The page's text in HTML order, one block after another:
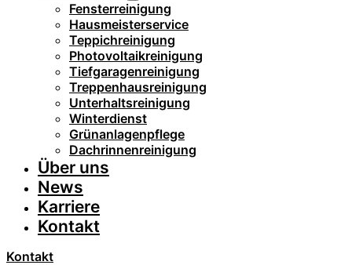
Fensterreinigung
Hausmeisterservice
Teppichreinigung
Photovoltaikreinigung
Tiefgaragenreinigung
Treppenhausreinigung
Unterhaltsreinigung
Winterdienst
Grünanlagenpflege
Dachrinnenreinigung
Über uns
News
Karriere
Kontakt
Kontakt